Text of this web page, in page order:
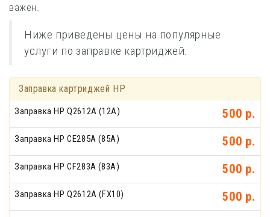
важен.
Ниже приведены цены на популярные
услуги по заправке картриджей.
Заправка картриджей HP
Заправка HP Q2612A (12A) 500 р.
Заправка HP CE285A (85A) 500 р.
Заправка HP CF283A (83A) 500 р.
Заправка HP Q2612A (FX10) 500 р.